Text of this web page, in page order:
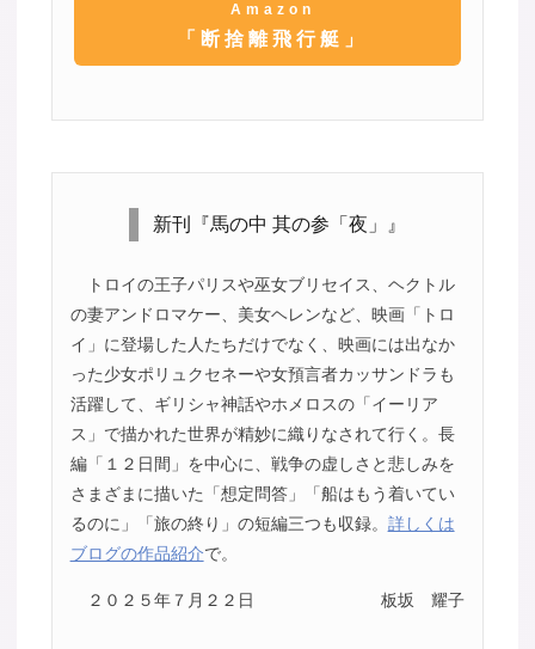
Amazon
「断捨離飛行艇」
新刊『馬の中 其の参「夜」』
トロイの王子パリスや巫女ブリセイス、ヘクトル
の妻アンドロマケー、美女ヘレンなど、映画「トロ
イ」に登場した人たちだけでなく、映画には出なか
った少女ポリュクセネーや女預言者カッサンドラも
活躍して、ギリシャ神話やホメロスの「イーリア
ス」で描かれた世界が精妙に織りなされて行く。長
編「１２日間」を中心に、戦争の虚しさと悲しみを
さまざまに描いた「想定問答」「船はもう着いてい
るのに」「旅の終り」の短編三つも収録。 詳しくは
ブログの作品紹介で。
２０２５年７月２２日 板坂 耀子